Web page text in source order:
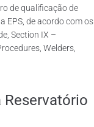
de qualificação de
EPS, de acordo com os
Section IX –
Welders,
Reservatório